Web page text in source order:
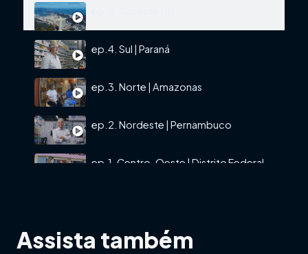
ep.4. Sul | Paraná
ep.3. Norte | Amazonas
ep.2. Nordeste | Pernambuco
ep.1. Centro-Oeste | Distrito Federal
Assista também